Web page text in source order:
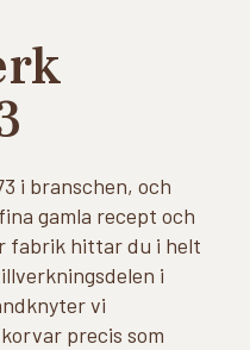
i branschen, och
gamla recept och
fabrik hittar du i helt
i
vi
precis som